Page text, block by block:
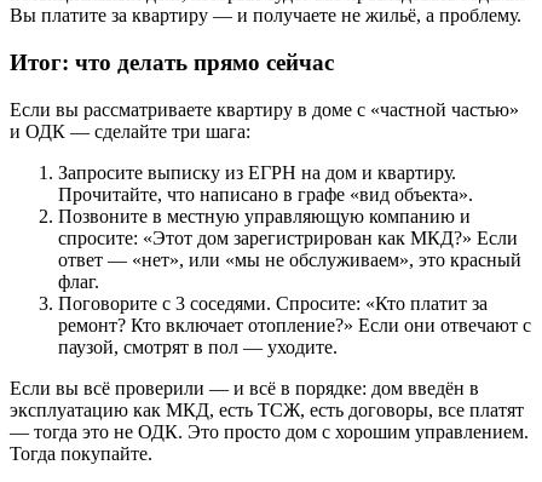
Вы платите за квартиру — и получаете не жильё, а проблему.
Итог: что делать прямо сейчас
Если вы рассматриваете квартиру в доме с «частной частью»
и ОДК — сделайте три шага:
Запросите выписку из ЕГРН на дом и квартиру.
Прочитайте, что написано в графе «вид объекта».
Позвоните в местную управляющую компанию и
спросите: «Этот дом зарегистрирован как МКД?» Если
ответ — «нет», или «мы не обслуживаем», это красный
флаг.
Поговорите с 3 соседями. Спросите: «Кто платит за
ремонт? Кто включает отопление?» Если они отвечают с
паузой, смотрят в пол — уходите.
Если вы всё проверили — и всё в порядке: дом введён в
эксплуатацию как МКД, есть ТСЖ, есть договоры, все платят
— тогда это не ОДК. Это просто дом с хорошим управлением.
Тогда покупайте.